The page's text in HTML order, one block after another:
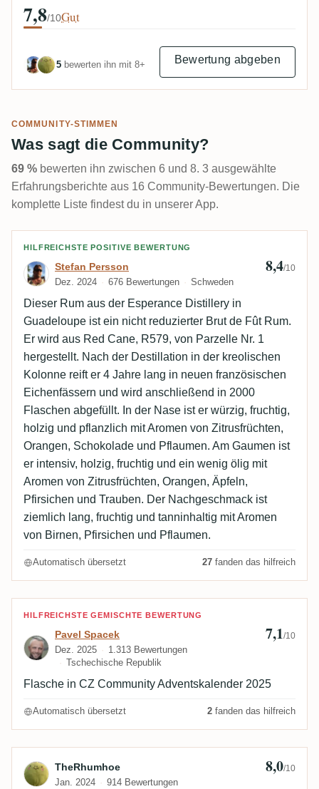
7,8/10Gut
5 bewerten ihn mit 8+ Bewertung abgeben
COMMUNITY-STIMMEN
Was sagt die Community?
69 % bewerten ihn zwischen 6 und 8. 3 ausgewählte
Erfahrungsberichte aus 16 Community-Bewertungen. Die
komplette Liste findest du in unserer App.
Bewertung von Stefan Persson
HILFREICHSTE POSITIVE BEWERTUNG
Stefan Persson
Dez. 2024 676 Bewertungen Schweden
8,4/10
Dieser Rum aus der Esperance Distillery in
Guadeloupe ist ein nicht reduzierter Brut de Fût Rum.
Er wird aus Red Cane, R579, von Parzelle Nr. 1
hergestellt. Nach der Destillation in der kreolischen
Kolonne reift er 4 Jahre lang in neuen französischen
Eichenfässern und wird anschließend in 2000
Flaschen abgefüllt. In der Nase ist er würzig, fruchtig,
holzig und pflanzlich mit Aromen von Zitrusfrüchten,
Orangen, Schokolade und Pflaumen. Am Gaumen ist
er intensiv, holzig, fruchtig und ein wenig ölig mit
Aromen von Zitrusfrüchten, Orangen, Äpfeln,
Pfirsichen und Trauben. Der Nachgeschmack ist
ziemlich lang, fruchtig und tanninhaltig mit Aromen
von Birnen, Pfirsichen und Pflaumen.
Automatisch übersetzt 27 fanden das hilfreich
Bewertung von Pavel Spacek
HILFREICHSTE GEMISCHTE BEWERTUNG
Pavel Spacek
Dez. 2025
1.313 Bewertungen
Tschechische Republik
7,1/10
Flasche in CZ Community Adventskalender 2025
Automatisch übersetzt 2 fanden das hilfreich
Bewertung von TheRhumhoe
TheRhumhoe
Jan. 2024 914 Bewertungen
8,0/10